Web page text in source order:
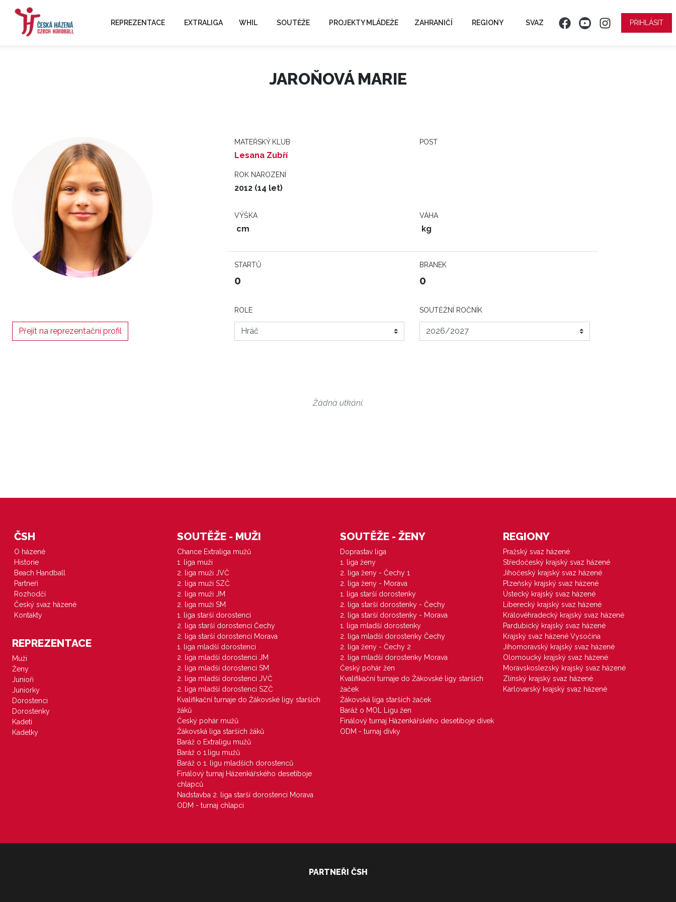
REPREZENTACE EXTRALIGA WHIL SOUTĚŽE PROJEKTY MLÁDEŽE ZAHRANIČÍ REGIONY SVAZ PŘIHLÁSIT
JAROŇOVÁ MARIE
MATEŘSKÝ KLUB
Lesana Zubří
POST
ROK NAROZENÍ
2012 (14 let)
VÝŠKA
cm
VÁHA
kg
STARTŮ
0
BRANEK
0
Přejít na reprezentační profil
ROLE SOUTĚŽNÍ ROČNÍK
Žádná utkání.
ČSH
O házené
Historie
Beach Handball
Partneři
Rozhodčí
Český svaz házené
Kontakty
REPREZENTACE
Muži
Ženy
Junioři
Juniorky
Dorostenci
Dorostenky
Kadeti
Kadetky
SOUTĚŽE - MUŽI
Chance Extraliga mužů
1. liga muži
2. liga muži JVČ
2. liga muži SZČ
2. liga muži JM
2. liga muži SM
1. liga starší dorostenci
2. liga starší dorostenci Čechy
2. liga starší dorostenci Morava
1. liga mladší dorostenci
2. liga mladší dorostenci JM
2. liga mladší dorostenci SM
2. liga mladší dorostenci JVČ
2. liga mladší dorostenci SZČ
Kvalifikační turnaje do Žákovské ligy starších
žáků
Český pohár mužů
Žákovská liga starších žáků
Baráž o Extraligu mužů
Baráž o 1.ligu mužů
Baráž o 1. ligu mladších dorostenců
Finálový turnaj Házenkářského desetiboje
chlapců
Nadstavba 2. liga starší dorostenci Morava
ODM - turnaj chlapci
SOUTĚŽE - ŽENY
Doprastav liga
1. liga ženy
2. liga ženy - Čechy 1
2. liga ženy - Morava
1. liga starší dorostenky
2. liga starší dorostenky - Čechy
2. liga starší dorostenky - Morava
1. liga mladší dorostenky
2. liga mladší dorostenky Čechy
2. liga ženy - Čechy 2
2. liga mladší dorostenky Morava
Český pohár žen
Kvalifikační turnaje do Žákovské ligy starších
žaček
Žákovská liga starších žaček
Baráž o MOL Ligu žen
Finálový turnaj Házenkářského desetiboje dívek
ODM - turnaj dívky
REGIONY
Pražský svaz házené
Středočeský krajský svaz házené
Jihočeský krajský svaz házené
Plzeňský krajský svaz házené
Ústecký krajský svaz házené
Liberecký krajský svaz házené
Královéhradecký krajský svaz házené
Pardubický krajský svaz házené
Krajský svaz házené Vysočina
Jihomoravský krajský svaz házené
Olomoucký krajský svaz házené
Moravskoslezský krajský svaz házené
Zlínský krajský svaz házené
Karlovarský krajský svaz házené
PARTNEŘI ČSH